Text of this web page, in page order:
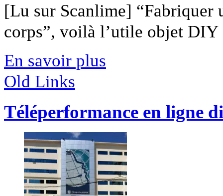
[Lu sur Scanlime] “Fabriquer
corps”, voilà l’utile objet
En savoir plus
Old Links
Téléperformance en ligne